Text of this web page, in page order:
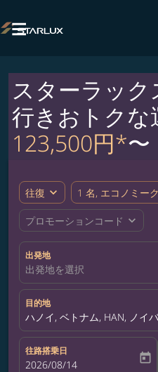

スターラック
行きおトクな
123,500円*〜
往復 expand_more 1 名, エコノミー
プロモーションコード expand_more
出発地
出発地を選択
目的地
ハノイ, ベトナム, HAN, ノイ
往路搭乗日
fc-booking-departure-date-
2026/08/14 today